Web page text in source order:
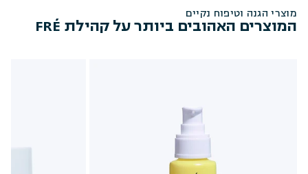
מוצרי הגנה וטיפוח נקיים
המוצרים האהובים ביותר על קהילת FRÉ